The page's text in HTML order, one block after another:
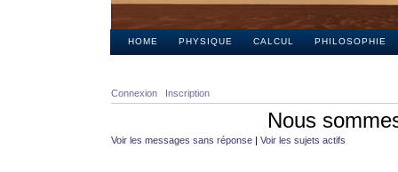
HOME PHYSIQUE CALCUL PHILOSOPHIE
Connexion Inscription
Nous
Voir les messages sans réponse | Voir les sujets actifs